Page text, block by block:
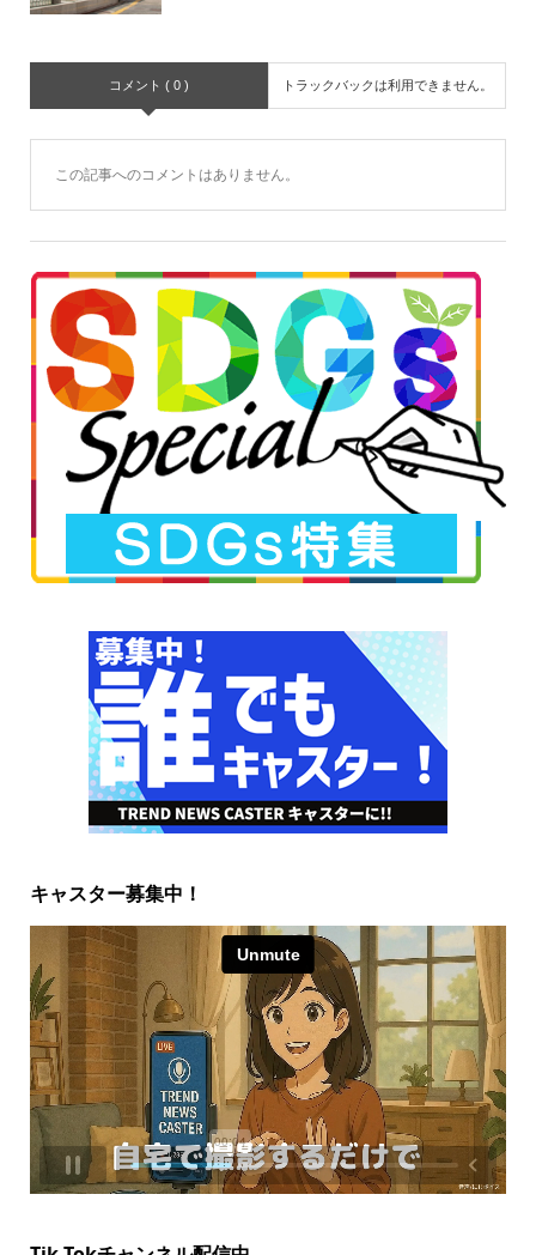
コメント ( 0 ) トラックバックは利用できません。
この記事へのコメントはありません。
キャスター募集中！